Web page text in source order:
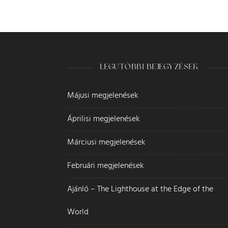
LEGUTÓBBI BEJEGYZÉSEK
Májusi megjelenések
Áprilisi megjelenések
Márciusi megjelenések
Februári megjelenések
Ajánló – The Lighthouse at the Edge of the
World